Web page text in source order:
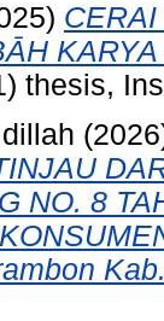
thesis,
NO. 8